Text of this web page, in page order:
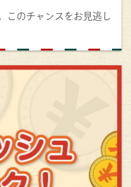
このチャンスをお見逃し